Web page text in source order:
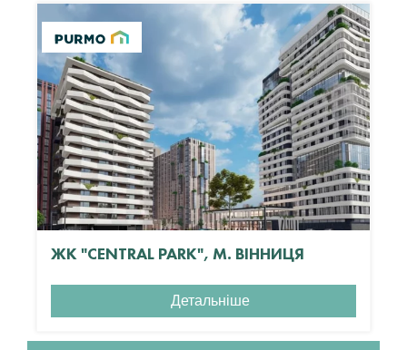
ЖК "CENTRAL PARK", М. ВІННИЦЯ
Детальніше